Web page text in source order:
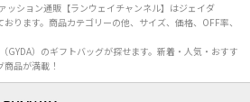
ッション通販【ランウェイチャンネル】はジェイダ
おります。商品カテゴリーの他、サイズ、価格、OFF率、
GYDA）のギフトバッグが探せます。新着・人気・おすす
品が満載！